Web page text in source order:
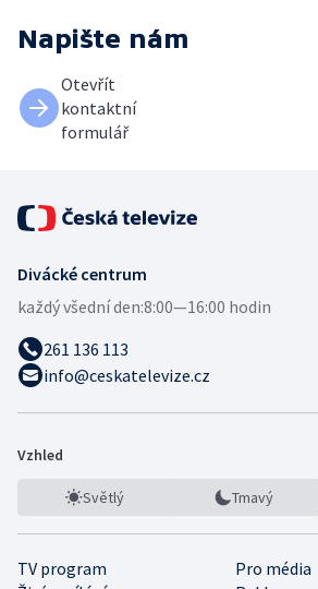
Napište nám
Otevřít
kontaktní
formulář
Divácké centrum
každý všední den:8:00—16:00 hodin
261 136 113
info@ceskatelevize.cz
Vzhled
Světlý Tmavý
TV program
Pro média